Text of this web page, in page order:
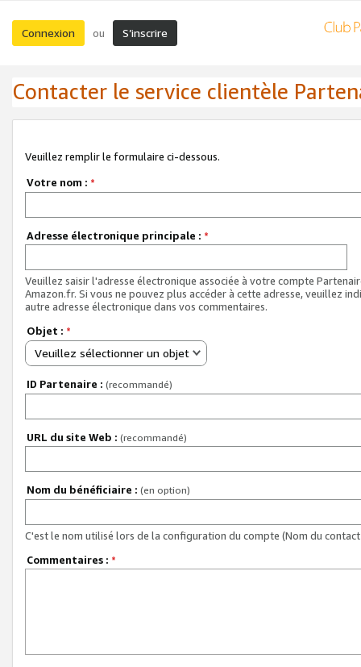
Connexion ou S’inscrire
Contacter le service clientèle
Veuillez remplir le formulaire ci-dessous.
Votre nom : *
Adresse électronique principale : *
Veuillez saisir l'adresse électronique associée à votre compte
Amazon.fr. Si vous ne pouvez plus accéder à cette adresse, veuillez
autre adresse électronique dans vos commentaires.
Objet : *
Veuillez sélectionner un objet
ID Partenaire : (recommandé)
URL du site Web : (recommandé)
Nom du bénéficiaire : (en option)
C'est le nom utilisé lors de la configuration du compte (Nom du
Commentaires : *